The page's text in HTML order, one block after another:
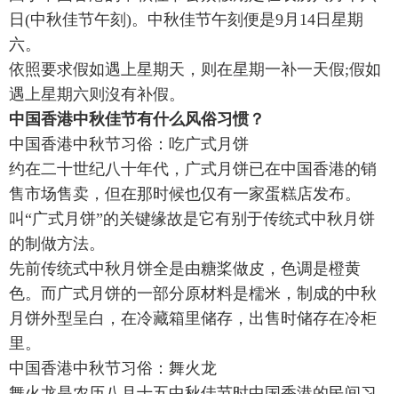
日(中秋佳节午刻)。中秋佳节午刻便是9月14日星期
六。
依照要求假如遇上星期天，则在星期一补一天假;假如
遇上星期六则沒有补假。
中国香港中秋佳节有什么风俗习惯？
中国香港中秋节习俗：吃广式月饼
约在二十世纪八十年代，广式月饼已在中国香港的销
售市场售卖，但在那时候也仅有一家蛋糕店发布。
叫“广式月饼”的关键缘故是它有别于传统式中秋月饼
的制做方法。
先前传统式中秋月饼全是由糖桨做皮，色调是橙黄
色。而广式月饼的一部分原材料是檽米，制成的中秋
月饼外型呈白，在冷藏箱里储存，出售时储存在冷柜
里。
中国香港中秋节习俗：舞火龙